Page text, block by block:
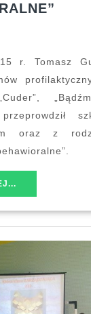
i
przeprowdził
oraz z
DALEJ...